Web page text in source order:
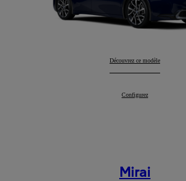
Prius Hybride Rechargeable
Découvrez ce modèle
Prius Hybride Rechargeable
Configurez
Mirai